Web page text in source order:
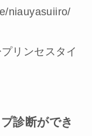
niauyasuiiro/
リンセスタイ
診断ができ